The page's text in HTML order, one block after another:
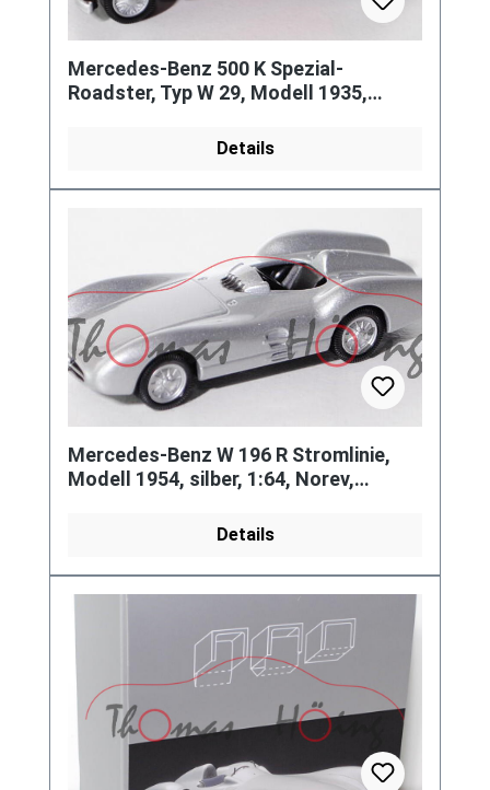
Mercedes-Benz 500 K Spezial-
Roadster, Typ W 29, Modell 1935,
Details
Mercedes-Benz W 196 R Stromlinie,
Modell 1954, silber, 1:64, Norev,
Details